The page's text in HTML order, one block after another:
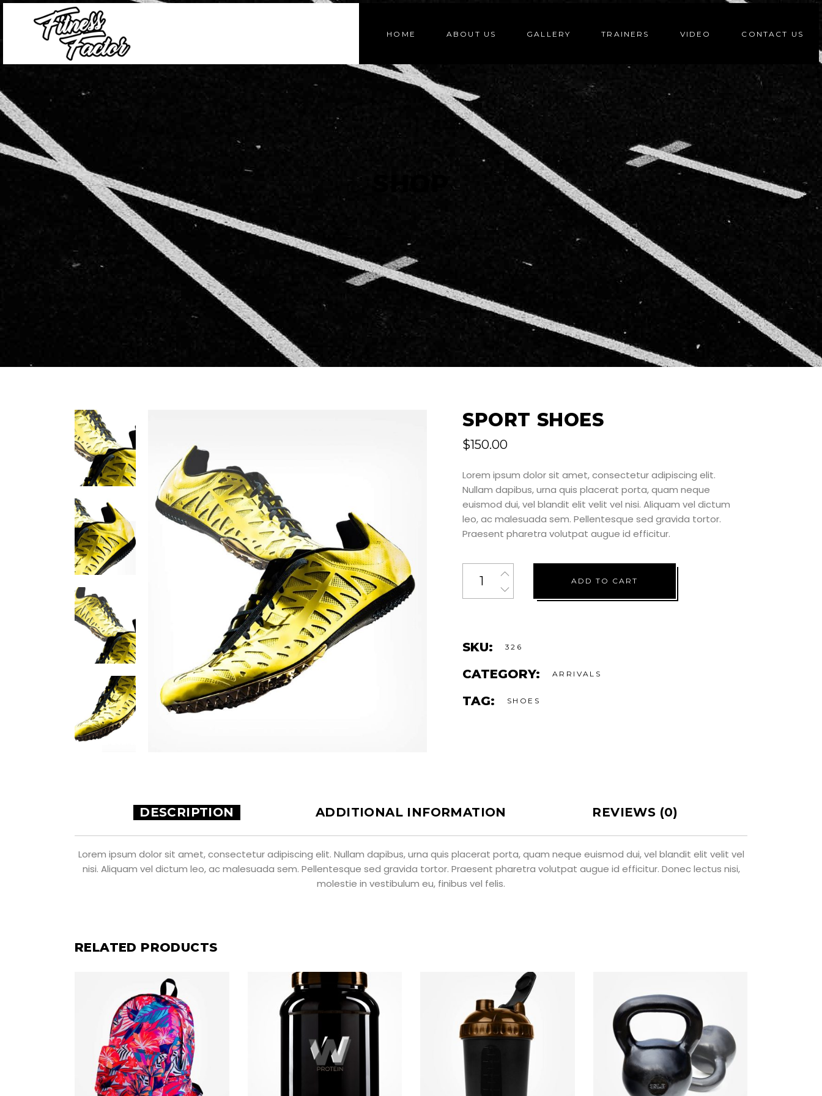
HOME ABOUT US GALLERY TRAINERS VIDEO CONTACT US
SPORT SHOES
$150.00
Lorem ipsum dolor sit amet, consectetur adipiscing elit.
Nullam dapibus, urna quis placerat porta, quam neque
euismod dui, vel blandit elit velit vel nisi. Aliquam vel dictum
leo, ac malesuada sem. Pellentesque sed gravida tortor.
Praesent pharetra volutpat augue id efficitur.
Shoes
quantity
ADD TO CART
SKU: 326
CATEGORY: ARRIVALS
TAG: SHOES
DESCRIPTION ADDITIONAL INFORMATION REVIEWS (0)
Lorem ipsum dolor sit amet, consectetur adipiscing elit. Nullam dapibus, urna quis placerat porta, quam neque euismod dui, vel blandit elit velit vel
nisi. Aliquam vel dictum leo, ac malesuada sem. Pellentesque sed gravida tortor. Praesent pharetra volutpat augue id efficitur. Donec lectus nisi,
molestie in vestibulum eu, finibus vel felis.
RELATED PRODUCTS